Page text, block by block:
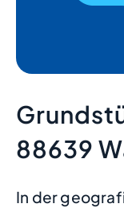
88639
In der